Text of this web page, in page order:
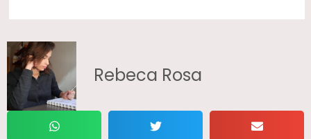
Rebeca Rosa